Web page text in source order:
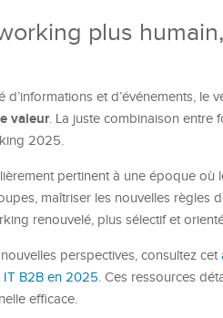
plus
d’informations et d’événements,
valeur. La juste combinaison entre
2025.
pertinent à une époque où
maîtriser les nouvelles règles
renouvelé, plus sélectif et
perspectives, consultez cet
IT B2B en 2025. Ces ressources
efficace.